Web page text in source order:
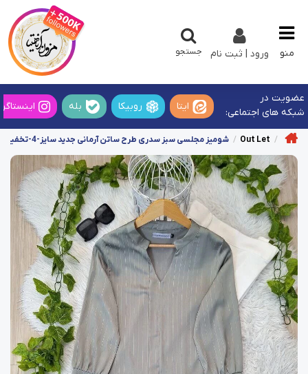
منو ورود | ثبت نام جستجو
عضویت در
شبکه های اجتماعی:
ایتا روبیکا بله
Out Let شومیز مجلسی سبز سدری طرح ساتن آرمانی جدید سایز-4-تخفیفی